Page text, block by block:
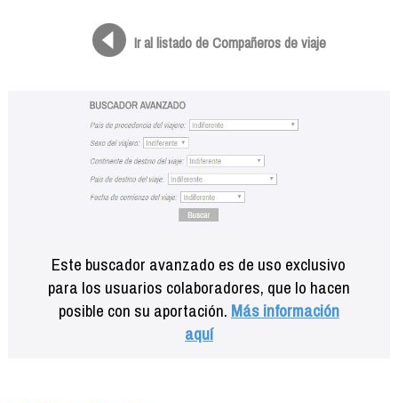
Ir al listado de Compañeros de viaje
Este buscador avanzado es de uso exclusivo
para los usuarios colaboradores, que lo hacen
posible con su aportación. Más información
aquí